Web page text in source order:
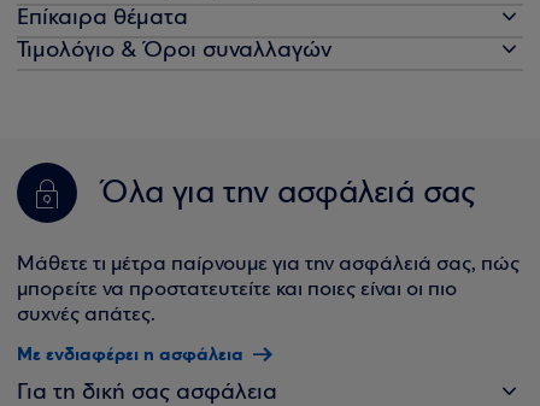
Επίκαιρα θέματα
Τιμολόγιο & Όροι συναλλαγών
Όλα για την ασφάλειά σας
Μάθετε τι μέτρα παίρνουμε για την ασφάλειά σας, πώς
μπορείτε να προστατευτείτε και ποιες είναι οι πιο
συχνές απάτες.
Με ενδιαφέρει η ασφάλεια
Για τη δική σας ασφάλεια